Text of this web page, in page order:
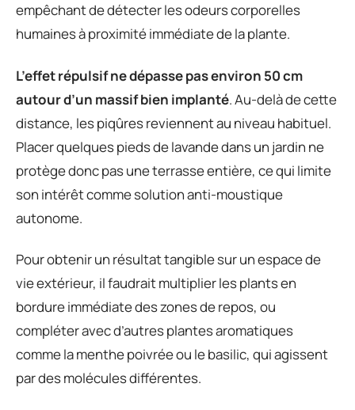
empêchant de détecter les odeurs corporelles
humaines à proximité immédiate de la plante.
L’effet répulsif ne dépasse pas environ 50 cm
autour d’un massif bien implanté. Au-delà de cette
distance, les piqûres reviennent au niveau habituel.
Placer quelques pieds de lavande dans un jardin ne
protège donc pas une terrasse entière, ce qui limite
son intérêt comme solution anti-moustique
autonome.
Pour obtenir un résultat tangible sur un espace de
vie extérieur, il faudrait multiplier les plants en
bordure immédiate des zones de repos, ou
compléter avec d’autres plantes aromatiques
comme la menthe poivrée ou le basilic, qui agissent
par des molécules différentes.